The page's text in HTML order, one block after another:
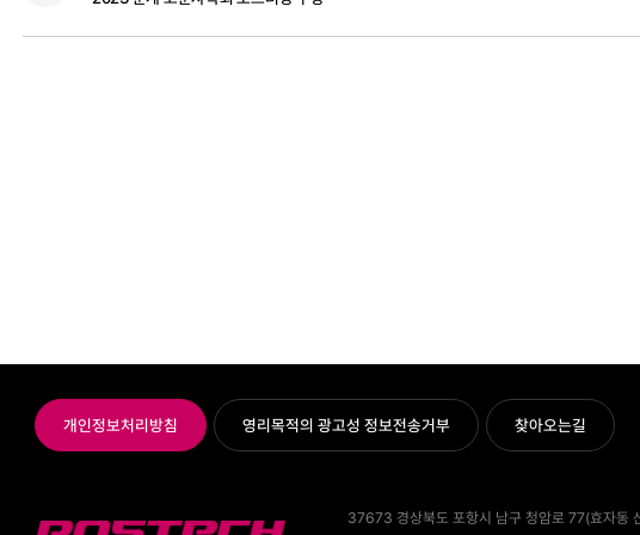
개인정보처리방침 영리목적의 광고성 정보전송거부 찾아오는길
37673 경상북도 포항시 남구 청암로 77(효